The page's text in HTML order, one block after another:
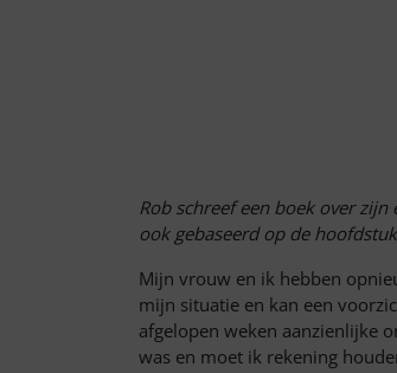
Rob schreef een boek over
ook gebaseerd op de
Mijn vrouw en ik hebben
mijn situatie en kan een
afgelopen weken aanzienlijke
was en moet ik rekening